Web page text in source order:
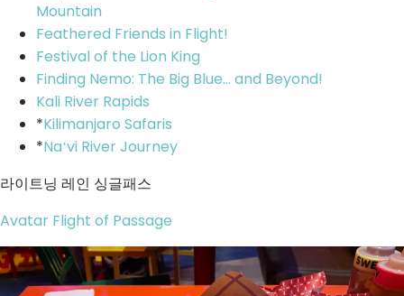
Mountain
Feathered Friends in Flight!
Festival of the Lion King
Finding Nemo: The Big Blue... and Beyond!
Kali River Rapids
*Kilimanjaro Safaris
*Naʻvi River Journey
라이트닝 레인 싱글패스
Avatar Flight of Passage